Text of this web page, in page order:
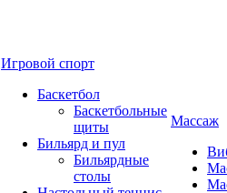
Игровой спорт
Баскетбол
Баскетбольные
щиты
Бильярд и пул
Бильярдные
столы
Массаж